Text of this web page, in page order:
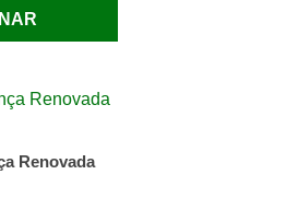
Renovada